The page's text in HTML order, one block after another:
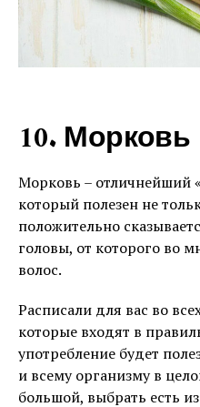
10. Морковь
Морковь – отличнейший
который полезен не
положительно
головы, от которого во
волос.
Расписали для вас во
которые входят в
употребление будет
и всему организму в
большой, выбрать есть